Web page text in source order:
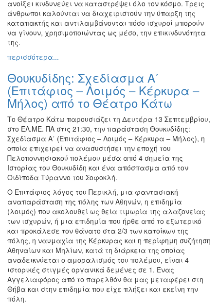
ανοίξει κινδυνεύει να καταστρέψει όλο τον κόσμο. Τρεις
άνθρωποι καλούνται να διαχειριστούν την ύπαρξη της
καταπακτής και αντιλαμβάνονται πόσο ισχυροί μπορούν
να γίνουν, χρησιμοποιώντας ως μέσο, την επικινδυνότητα
της.
περισσότερα...
Θουκυδίδης: Σχεδίασμα Α΄
(Επιτάφιος – Λοιμός – Κέρκυρα –
Μήλος) από το Θέατρο Κάτω
Το Θέατρο Κάτω παρουσιάζει τη Δευτέρα 13 Σεπτεμβρίου,
στο ΕΛ.ΜΕ. ΠΑ στις 21:30, την παράσταση Θουκυδίδης:
Σχεδίασμα Α΄ (Επιτάφιος – Λοιμός – Κέρκυρα – Μήλος), η
οποία επιχειρεί να ανασυστήσει την εποχή του
Πελοποννησιακού πολέμου μέσα από 4 σημεία της
Ιστορίας του Θουκυδίδη και ένα απόσπασμα από τον
Οιδίποδα Τύραννο του Σοφοκλή.
Ο Επιτάφιος λόγος του Περικλή, μια φαντασιακή
αναπαράσταση της πόλης των Αθηνών, η επιδημία
(λοιμός) που ακολουθεί ως θεία τιμωρία της αλαζονείας
των ισχυρών, ή μια επιδημία που ήρθε από το εξωτερικό
και προκάλεσε τον θάνατο στα 2/3 των κατοίκων της
πόλης, η ναυμαχία της Κέρκυρας και η περίφημη συζήτηση
Αθηναίων και Μηλίων, κατά τη διάρκεια της οποίας
αναδεικνύεται ο αμοραλισμός του πολέμου, είναι 4
ιστορικές στιγμές οργανικά δεμένες σε 1. Ένας
Αγγελιαφόρος από το παρελθόν θα μας μεταφέρει στη
Θήβα και στην επιδημία που είχε πλήξει και εκείνη την
πόλη.